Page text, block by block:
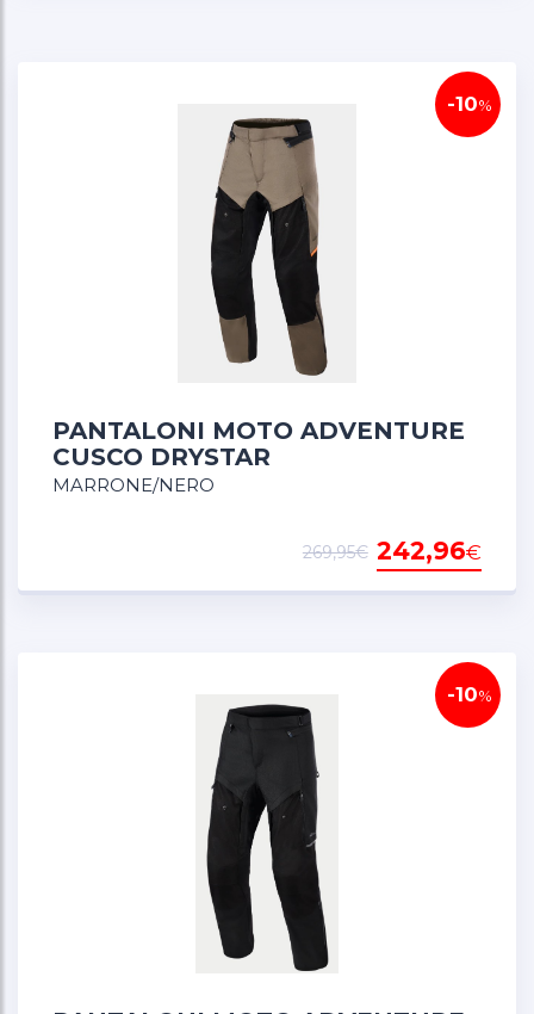
protezione dagli impatti superiore su ginocchia e
fianchi, oltre gli standard CE
Pannelli in softshell elasticizzato: mobilità
articolata su ginocchia e cavallo per movimenti
Costruzione ripstop 600D: tessuto in poliestere
leggero e resistente agli strappi per durabilità e
Certificazione CE-AA: conforme agli standard di
sicurezza europei per adventure touring
PROTEZIONE
conforme agli standard europei
Protezioni Nucleon Flex Pro CE Livello 2 su
ginocchia e fianchi che superano i requisiti
impatto per copertura completa in posizione di
Rinforzo in tessuto Dobby sulla parte interna
delle gambe per resistenza all'abrasione nelle
aree ad alto contatto
Telaio in poliestere Ripstop e 600D per resistenza
PANTALONI MOTO ADVENTURE
CUSCO DRYSTAR
MARRONE/NERO
242,96€
269,95€
-10%
-10%